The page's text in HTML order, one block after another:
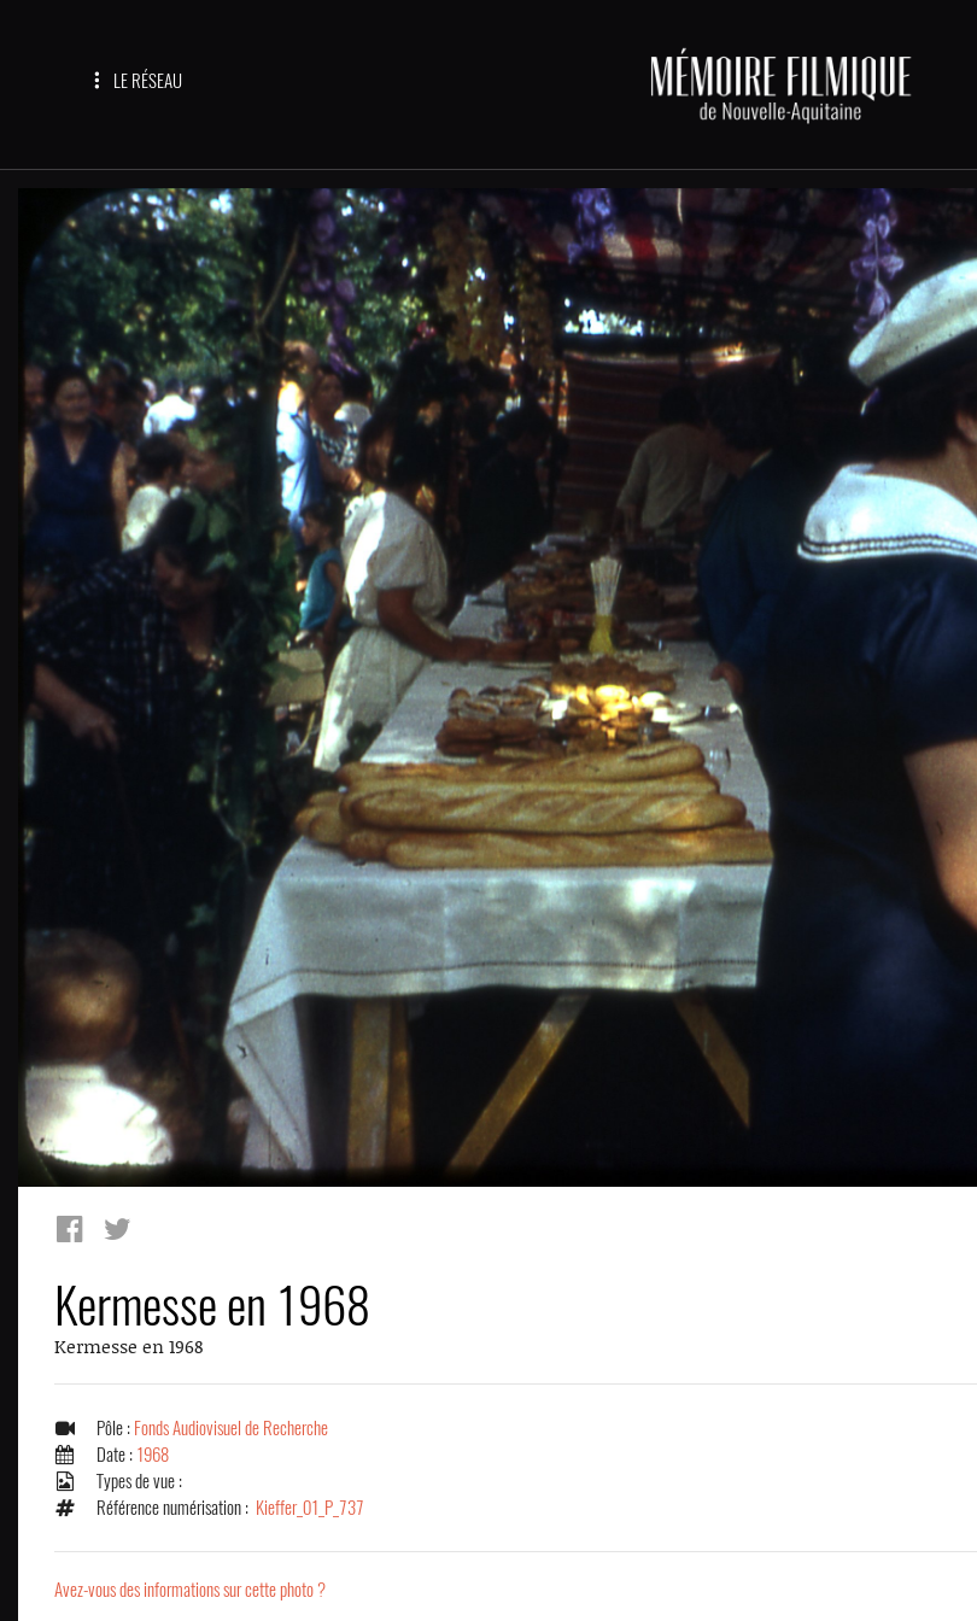
LE RÉSEAU
Kermesse en 1968
Kermesse en 1968
Pôle : Fonds Audiovisuel de Recherche
Date : 1968
Types de vue :
Référence numérisation : Kieffer_01_P_737
Avez-vous des informations sur cette photo ?